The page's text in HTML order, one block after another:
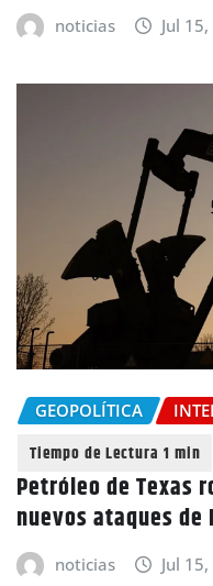
noticias Jul
GEOPOLÍTICA
Petróleo de Texas
nuevos ataques de
noticias Jul